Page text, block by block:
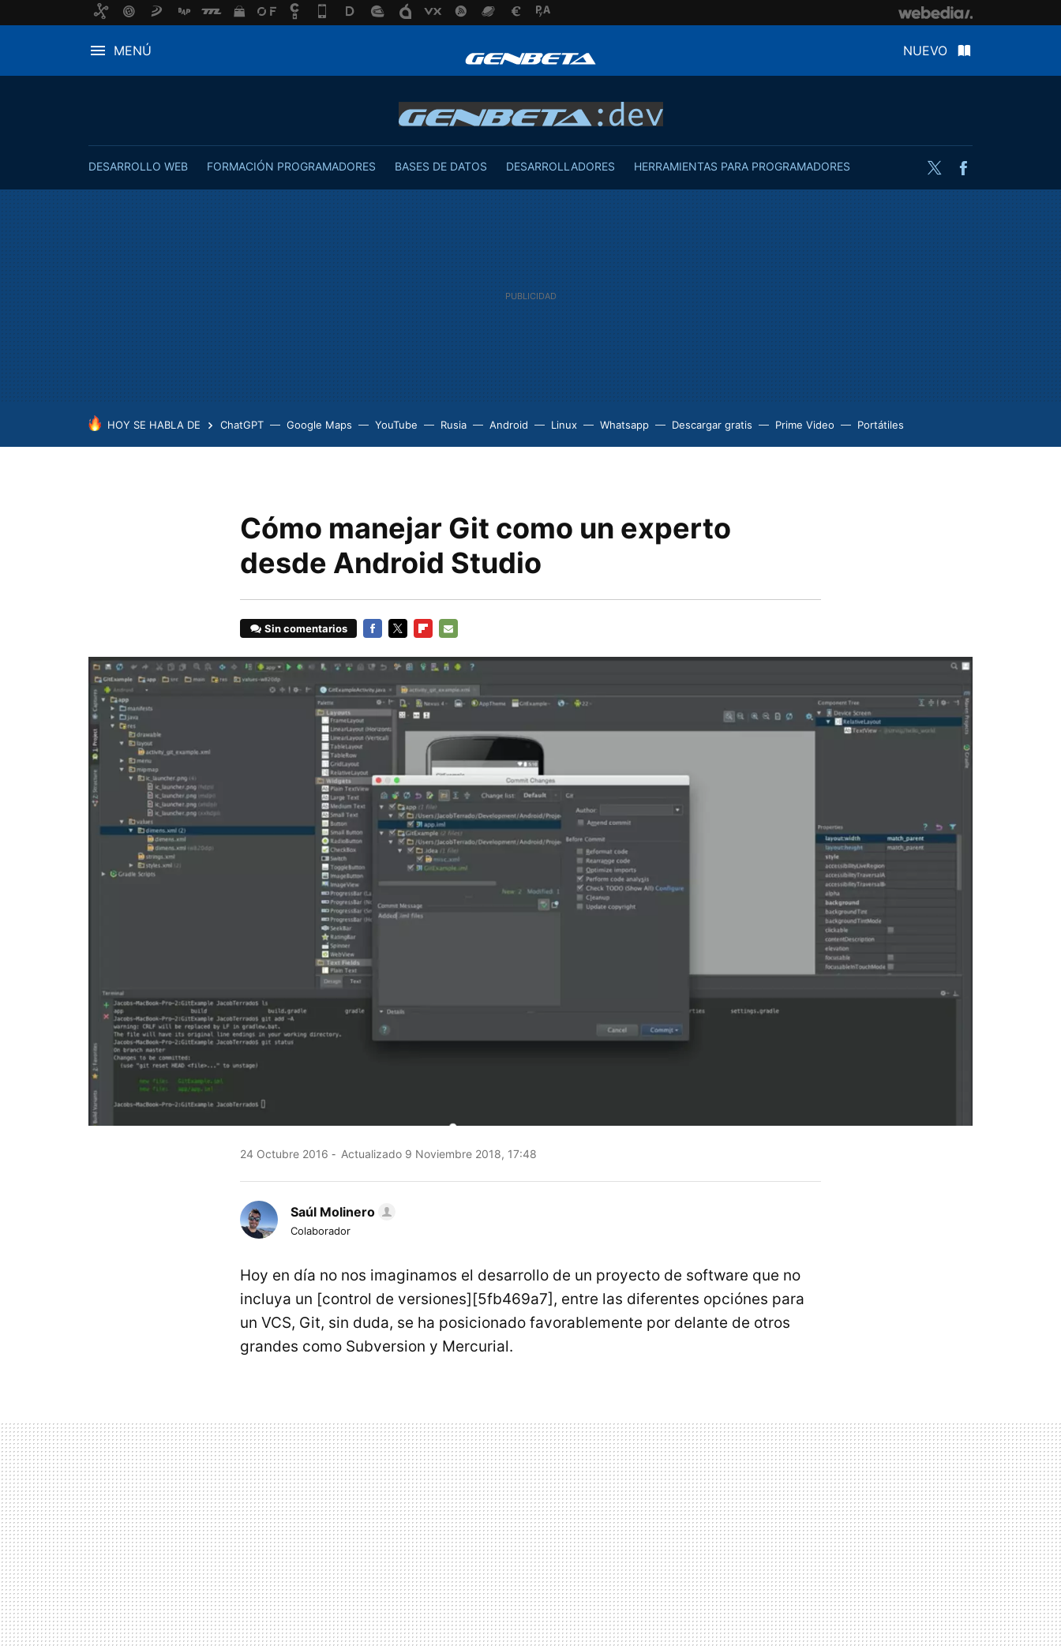
MENÚ NUEVO
DESARROLLO WEB FORMACIÓN PROGRAMADORES BASES DE DATOS DESARROLLADORES HERRAMIENTAS PARA PROGRAMADORES Twitter
HOY SE HABLA DE ChatGPT Google Maps YouTube Rusia Android Linux Whatsapp Descargar gratis Prime Video Portátiles
Cómo manejar Git como un experto
desde Android Studio
Sin comentarios
MAIL
24 Octubre 2016 Actualizado 9 Noviembre 2018, 17:48
Saúl Molinero
Colaborador
Hoy en día no nos imaginamos el desarrollo de un proyecto de software que no
incluya un [control de versiones][5fb469a7], entre las diferentes opciónes para
un VCS, Git, sin duda, se ha posicionado favorablemente por delante de otros
grandes como Subversion y Mercurial.